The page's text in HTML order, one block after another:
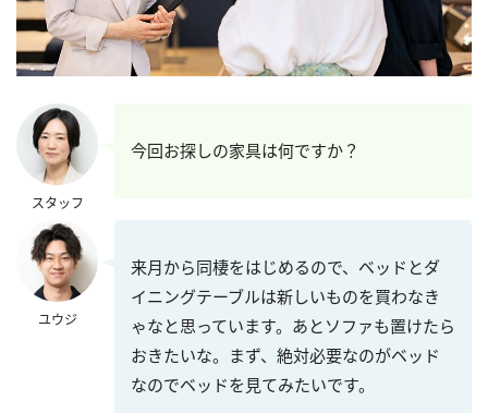
スタッフ
今回お探しの家具は何ですか？
ユウジ
来月から同棲をはじめるので、ベッドとダ
イニングテーブルは新しいものを買わなき
ゃなと思っています。あとソファも置けたら
おきたいな。まず、絶対必要なのがベッド
なのでベッドを見てみたいです。